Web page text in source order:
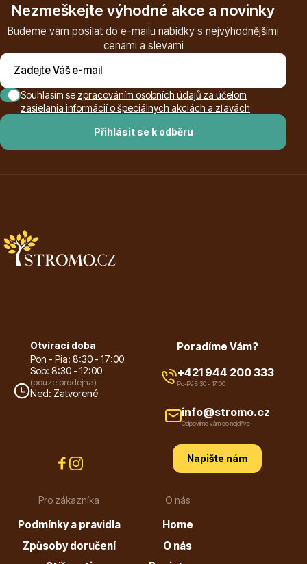
Plazivé rostliny
Popínavé rostliny
Dekorace
Nezmeškejte výhodné akce a novinky
Budeme vám posílat do e-mailu nabídky s nejvýhodnějšími
cenami a slevami
Přihlásit se k odběru
Souhlasím se zpracováním osobních údajů za účelom
zasielania informácií o špeciálnych akciách a zľavách
Otvírací doba
Pon - Pia: 8:30 - 17:00
Sob: 8:30 - 12:00
(pouze prodejna)
Ned: Zatvorené
Pro zákazníka
Podmínky a pravidla
Způsoby doručení
O nás
Home
O nás
Poradíme Vám?
+421 944 200 333
Po-Pá 8:30 - 17:00
info@stromo.cz
Odpovíme vám co nejdříve
Napište nám